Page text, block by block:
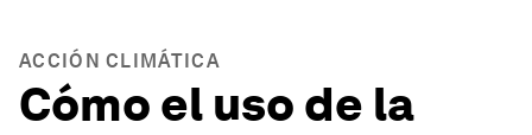
ACCIÓN CLIMÁTICA
Cómo el uso de la